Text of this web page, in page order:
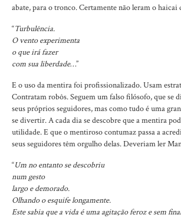
abate, para o tronco. Certamente não leram o haicai
“Turbulência.
O vento experimenta
o que irá fazer
com sua liberdade…”
E o uso da mentira foi profissionalizado. Usam
Contratam robôs. Seguem um falso filósofo, que se
seus próprios seguidores, mas como tudo é uma
se divertir. A cada dia se descobre que a mentira
utilidade. E que o mentiroso contumaz passa a
seus seguidores têm orgulho delas. Deveriam ler
“Um no entanto se descobriu
num gesto
largo e demorado.
Olhando o esquife longamente.
Este sabia que a vida é uma agitação feroz e sem